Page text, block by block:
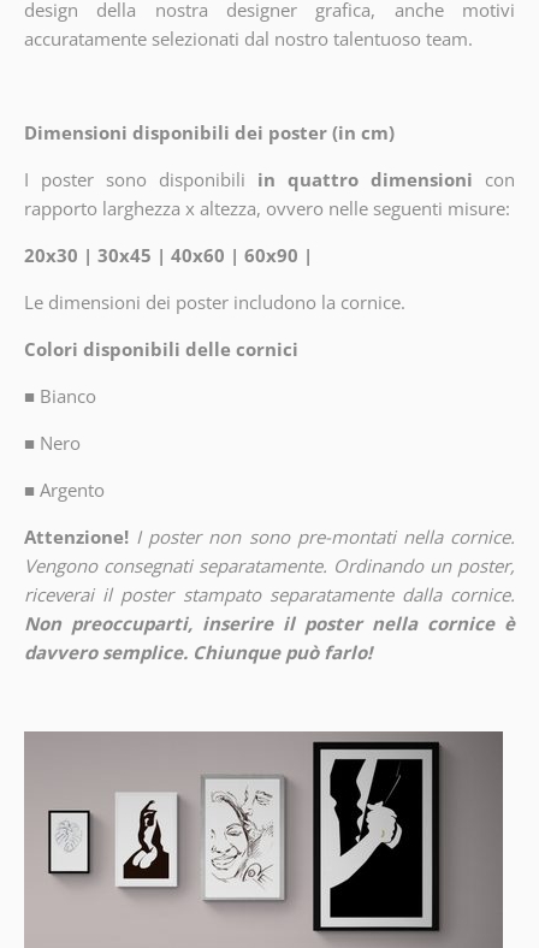
design della nostra designer grafica, anche motivi
accuratamente selezionati dal nostro talentuoso team.
Dimensioni disponibili dei poster (in cm)
I poster sono disponibili in quattro dimensioni con
rapporto larghezza x altezza, ovvero nelle seguenti misure:
20x30 | 30x45 | 40x60 | 60x90 |
Le dimensioni dei poster includono la cornice.
Colori disponibili delle cornici
■ Bianco
■ Nero
■ Argento
Attenzione! I poster non sono pre-montati nella cornice.
Vengono consegnati separatamente. Ordinando un poster,
riceverai il poster stampato separatamente dalla cornice.
Non preoccuparti, inserire il poster nella cornice è
davvero semplice. Chiunque può farlo!